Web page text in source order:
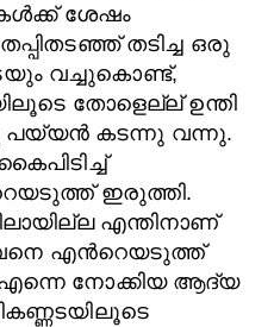
ശേഷം
തടിച്ച ഒരു
വച്ചുകൊണ്ട്,
തോളെല്ല് ഉന്തി
പയ്യന്‍ കടന്നു വന്നു.
ഇരുത്തി.
എന്തിനാണ്
എന്‍റെയടുത്ത്
എന്നെ നോക്കിയ ആദ്യ